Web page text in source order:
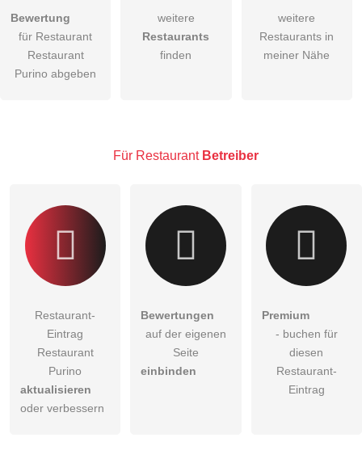
Hiermit akzeptiere ich dieAGB
DieDatenschutzerklärung habe ich zur Kenntnis genommen.
Besucher sichtbar.
Bewertung
für Restaurant
Restaurant
Purino abgeben
weitere
Restaurants
finden
weitere
Restaurants in
meiner Nähe
Für Restaurant Betreiber
Restaurant-
Eintrag
Restaurant
Purino
aktualisieren
oder verbessern
Bewertungen
auf der eigenen
Seite
einbinden
Premium
- buchen für
diesen
Restaurant-
Eintrag